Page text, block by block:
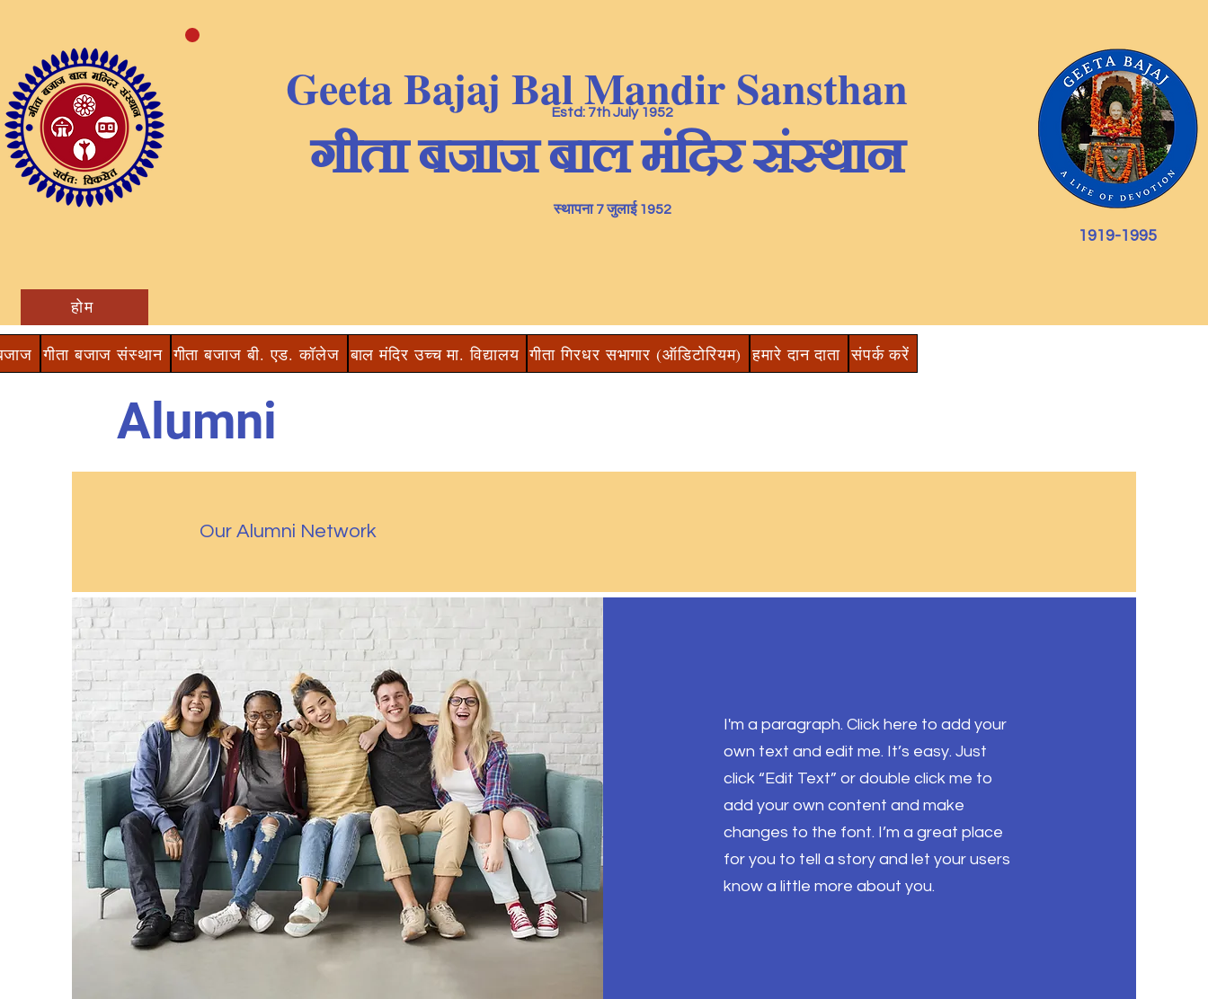
होम
Geeta Bajaj Bal Mandir Sansthan
​गीता बजाज बाल मंदिर संस्थान
Estd: 7th July 1952
स्थापना 7 जुलाई 1952
1919-1995
गीता बजाज संस्थान गीता बजाज बी. एड. कॉलेज बाल मंदिर उच्च मा. विद्यालय गीता गिरधर सभागार (ऑडिटोरियम) हमारे दान दाता संपर्क करें
Alumni
Our Alumni Network
I'm a paragraph. Click here to add your
own text and edit me. It’s easy. Just
click “Edit Text” or double click me to
add your own content and make
changes to the font. I’m a great place
for you to tell a story and let your users
know a little more about you.